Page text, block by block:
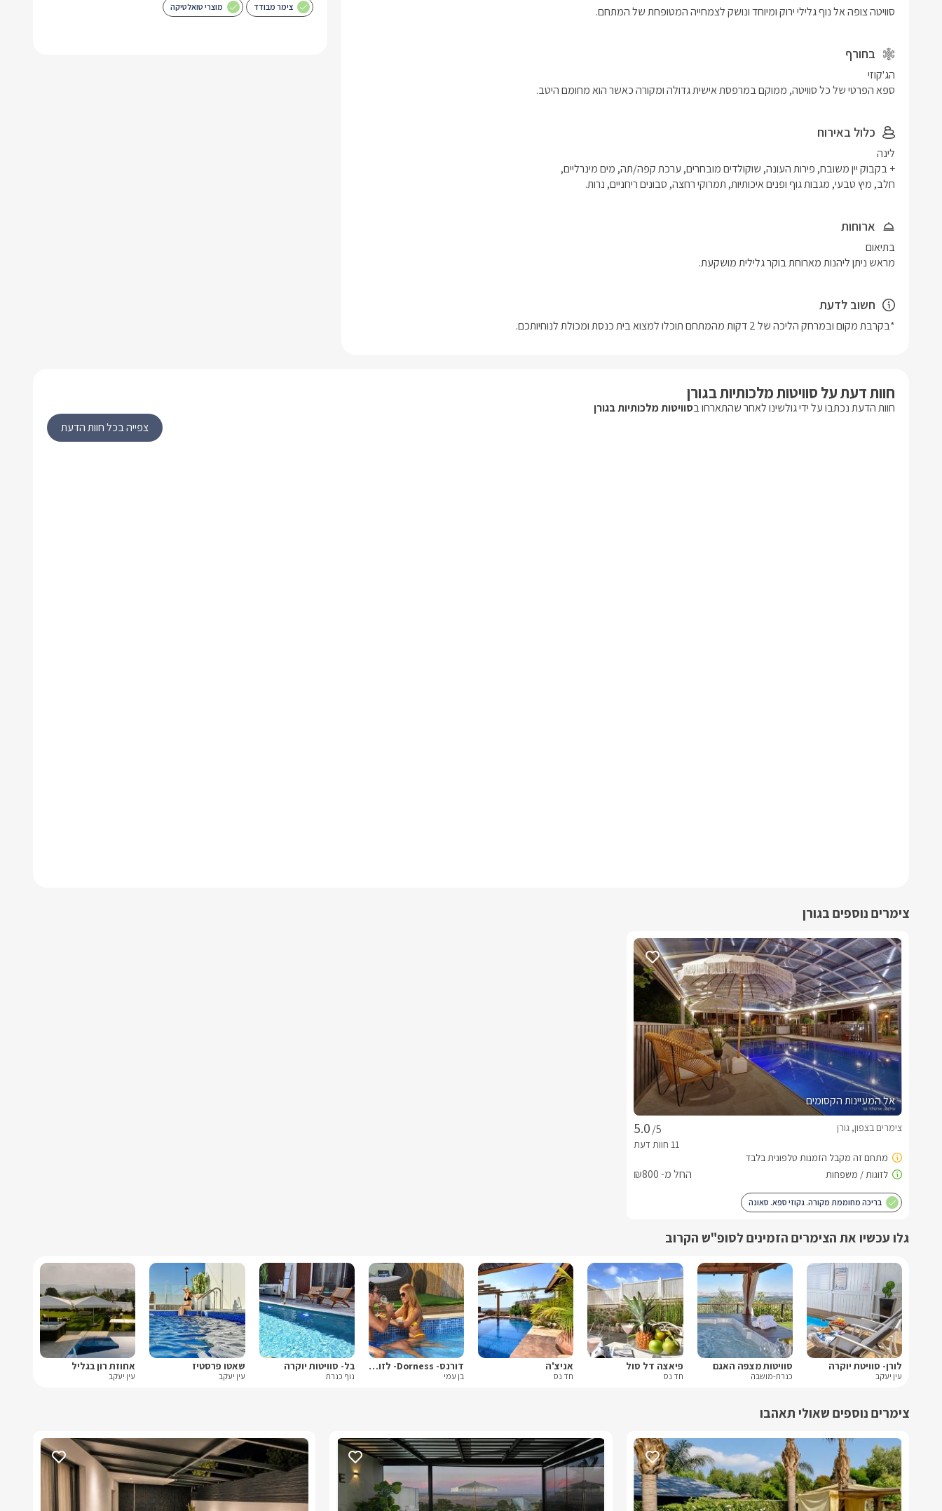
סוויטה צופה אל נוף גלילי ירוק ומיוחד ונושק לצמחייה המטופחת של המתחם.
בחורף
ספא הפרטי של כל סוויטה, ממוקם במרפסת אישית גדולה ומקורה כאשר הוא מחומם היטב.
כלול באירוח
חלב, מיץ טבעי, מגבות גוף ופנים איכותיות, תמרוקי רחצה, סבונים ריחניים, נרות.
ארוחות
מראש ניתן ליהנות מארוחת בוקר גלילית מושקעת.
חשוב לדעת
*בקרבת מקום ובמרחק הליכה של 2 דקות מהמתחם תוכלו למצוא בית כנסת ומכולת לנוחיותכם.
צימר מבודד מוצרי טואלטיקה
חוות דעת על סוויטות מלכותיות בגורן
חוות הדעת נכתבו על ידי גולשינו לאחר שהתארחו בסוויטות מלכותיות בגורן
צפייה בכל חוות הדעת
צימרים נוספים בגורן
אל המעיינות הקסומים
/5
צימרים בצפון, גורן
החל מ- ₪800
בריכה מחוממת מקורה. גקוזי ספא. סאונה
גלו עכשיו את הצימרים הזמינים לסופ"ש הקרוב
לורן- סוויטת יוקרה
עין יעקב
סוויטות מצפה האגם
כנרת-מושבה
פיאצה דל סול
חד נס
אניצ'ה
חד נס
דורנס- Dorness- לזוגות בלבד
בן עמי
בל- סוויטות יוקרה
נוף כנרת
שאטו פרסטיז
עין יעקב
אחוזת רון בגליל
עין יעקב
צימרים נוספים שאולי תאהבו